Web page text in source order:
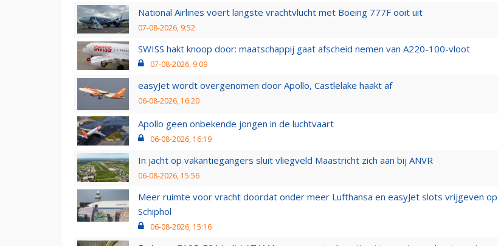
National Airlines voert langste vrachtvlucht met Boeing 777F ooit uit
07-08-2026, 9:52
SWISS hakt knoop door: maatschappij gaat afscheid nemen van A220-100-vloot
07-08-2026, 9:09
easyJet wordt overgenomen door Apollo, Castlelake haakt af
06-08-2026, 16:20
Apollo geen onbekende jongen in de luchtvaart
06-08-2026, 16:19
In jacht op vakantiegangers sluit vliegveld Maastricht zich aan bij ANVR
06-08-2026, 15:56
Meer ruimte voor vracht doordat onder meer Lufthansa en easyJet slots vrijgeven op
Schiphol
06-08-2026, 15:16